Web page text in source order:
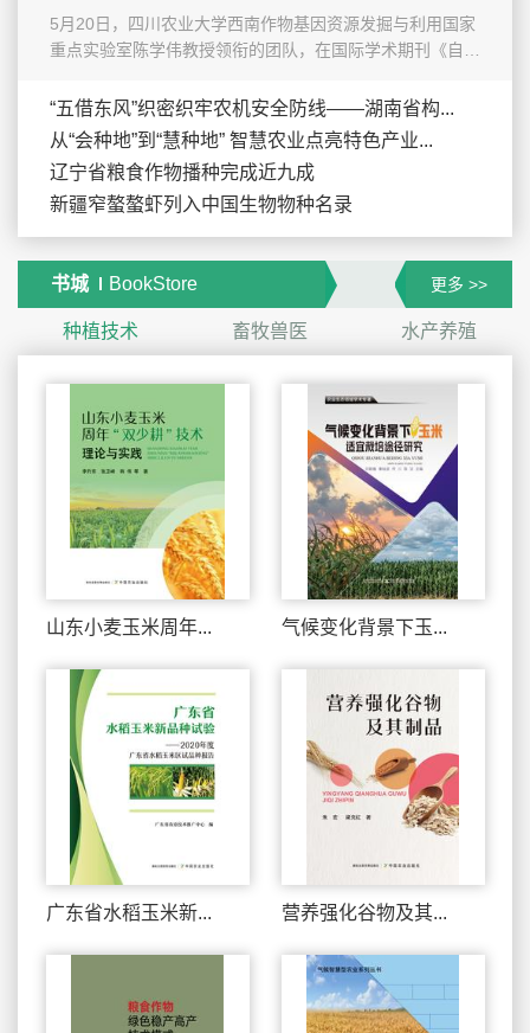
5月20日，四川农业大学西南作物基因资源发掘与利用国家
重点实验室陈学伟教授领衔的团队，在国际学术期刊《自
“五借东风”织密织牢农机安全防线——湖南省构...
从“会种地”到“慧种地” 智慧农业点亮特色产业...
辽宁省粮食作物播种完成近九成
新疆窄螯螯虾列入中国生物物种名录
书城 BookStore 更多 >>
种植技术 畜牧兽医 水产养殖
山东小麦玉米周年... 气候变化背景下玉...
广东省水稻玉米新... 营养强化谷物及其...